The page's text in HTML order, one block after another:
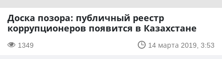
Доска позора: публичный реестр
коррупционеров появится в Казахстане
1349 14 марта 2019, 3:53